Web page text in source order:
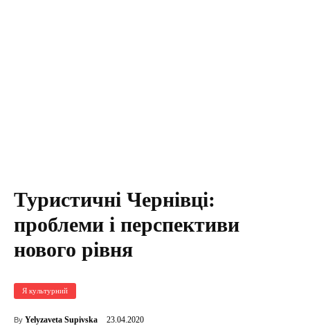
Туристичні Чернівці:
проблеми і перспективи
нового рівня
Я культурний
By Yelyzaveta Supivska 23.04.2020